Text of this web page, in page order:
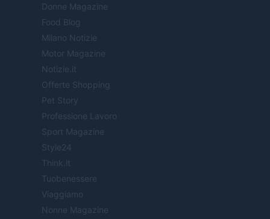
Donne Magazine
Food Blog
Milano Notizie
Motor Magazine
Notizie.it
Offerte Shopping
Pet Story
Professione Lavoro
Sport Magazine
Style24
Think.it
Tuobenessere
Viaggiamo
Nonne Magazine